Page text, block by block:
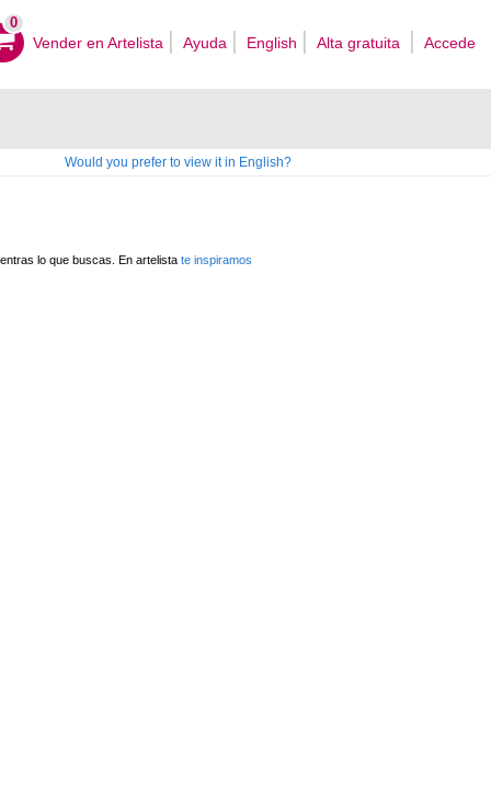
0
Vender en Artelista Ayuda English Alta gratuita Accede
Would you prefer to view it in English?
lo que buscas. En artelista te inspiramos